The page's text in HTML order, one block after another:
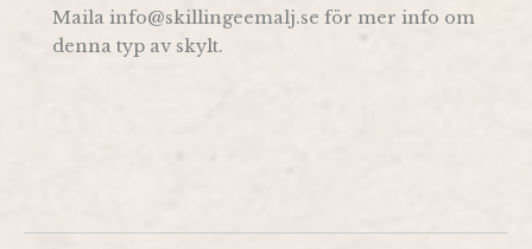
Maila info@skillingeemalj.se för mer info om
denna typ av skylt.